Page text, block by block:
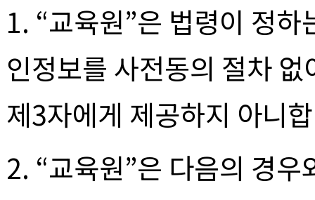
1. “교육원”은 법령이 정
인정보를 사전동의 절차
제3자에게 제공하지 아니
2. “교육원”은 다음의 경